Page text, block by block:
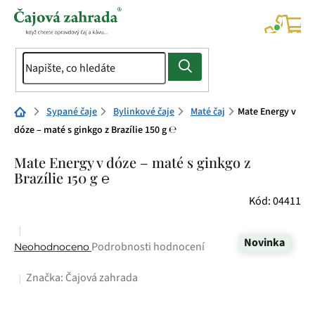
Přejít
Domů Sypané čaje Bylinkové čaje Maté čaj
Mate Energy v
dóze – maté s ginkgo z Brazílie 150 g ℮
Mate Energy v dóze – maté s ginkgo z
Brazílie 150 g ℮
Kód:04411
Novinka
Průměrné
produktu
Neohodnoceno Podrobnosti hodnocení
Značka: Čajová zahrada